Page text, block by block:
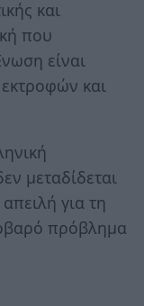
και
που
είναι
και
μεταδίδεται
για τη
πρόβλημα